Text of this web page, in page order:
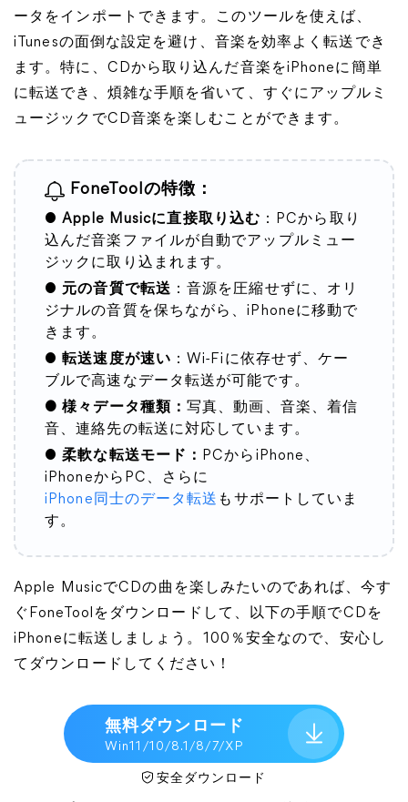
ータをインポートできます。このツールを使えば、
iTunesの面倒な設定を避け、音楽を効率よく転送でき
ます。特に、CDから取り込んだ音楽をiPhoneに簡単
に転送でき、煩雑な手順を省いて、すぐにアップルミ
ュージックでCD音楽を楽しむことができます。
FoneToolの特徴：
●Apple Musicに直接取り込む ：PCから取り
込んだ音楽ファイルが自動でアップルミュー
ジックに取り込まれます。
● 元の音質で転送 ：音源を圧縮せずに、オリ
ジナルの音質を保ちながら、iPhoneに移動で
きます。
●転送速度が速い ：Wi-Fiに依存せず、ケー
ブルで高速なデータ転送が可能です。
● 様々データ種類： 写真、動画、音楽、着信
音、連絡先の転送に対応しています。
●柔軟な転送モード：
PCからiPhone、
iPhoneからPC、さらに
iPhone同士のデータ転送 もサポートしていま
す。
Apple MusicでCDの曲を楽しみたいのであれば、今す
ぐFoneToolをダウンロードして、以下の手順でCDを
iPhoneに転送しましょう。100％安全なので、安心し
てダウンロードしてください！
無料ダウンロード
Win11/10/8.1/8/7/XP
安全ダウンロード